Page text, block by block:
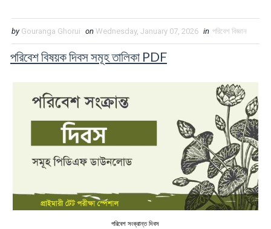
by Gouranga Ghorui on Wednesday, January 07, 2026 in পরিবেশ বিজ্ঞান
পরিবেশ বিষয়ক দিবস সমূহ তালিকা PDF
পরিবেশ সংক্রান্ত দিবস